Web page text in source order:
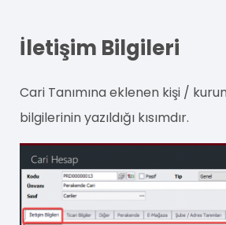
İletişim Bilgileri
Cari Tanımına eklenen kişi /
bilgilerinin yazıldığı kısımdır.